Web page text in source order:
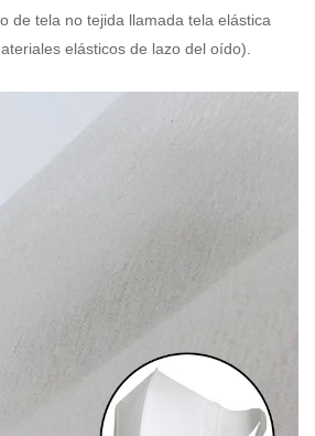
de tela no tejida llamada tela elástica
elásticos de lazo del oído)